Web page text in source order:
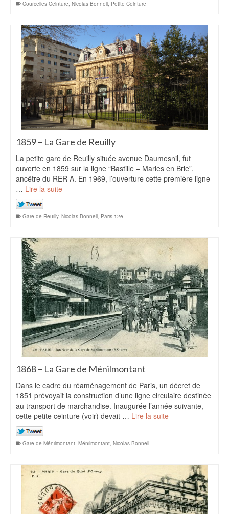
Courcelles Ceinture, Nicolas Bonnell, Petite Ceinture
1859 – La Gare de Reuilly
La petite gare de Reuilly située avenue Daumesnil, fut
ouverte en 1859 sur la ligne “Bastille – Marles en Brie”,
ancêtre du RER A. En 1969, l’ouverture cette première ligne
… Lire la suite
Gare de Reuilly, Nicolas Bonnell, Paris 12e
1868 – La Gare de Ménilmontant
Dans le cadre du réaménagement de Paris, un décret de
1851 prévoyait la construction d’une ligne circulaire destinée
au transport de marchandise. Inaugurée l’année suivante,
cette petite ceinture (voir) devait … Lire la suite
Gare de Ménilmontant, Ménilmontant, Nicolas Bonnell